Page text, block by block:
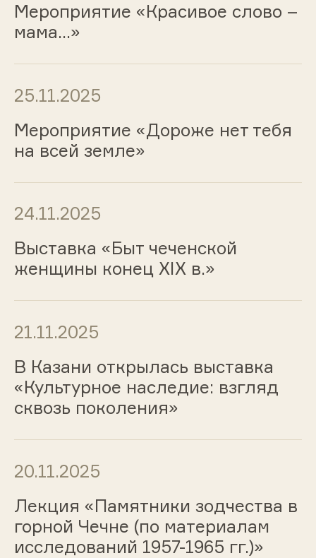
Мероприятие «Красивое слово –
мама…»
25.11.2025
Мероприятие «Дороже нет тебя
на всей земле»
24.11.2025
Выставка «Быт чеченской
женщины конец XIX в.»
21.11.2025
В Казани открылась выставка
«Культурное наследие: взгляд
сквозь поколения»
20.11.2025
Лекция «Памятники зодчества в
горной Чечне (по материалам
исследований 1957-1965 гг.)»